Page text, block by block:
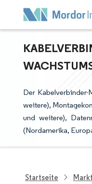
Der
weitere),
und weitere),
(Nordamerika,
Startseite